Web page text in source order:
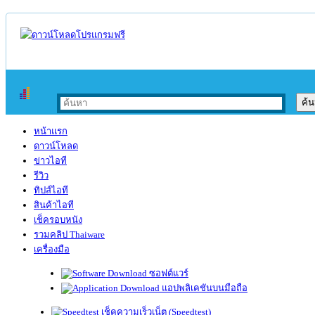
หน้าแรก
ดาวน์โหลด
ข่าวไอที
รีวิว
ทิปส์ไอที
สินค้าไอที
เช็ครอบหนัง
รวมคลิป Thaiware
เครื่องมือ
ซอฟต์แวร์
แอปพลิเคชันบนมือถือ
เช็คความเร็วเน็ต (Speedtest)